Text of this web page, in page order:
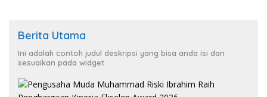
Berita Utama
Ini adalah contoh judul deskripsi yang bisa anda isi dan
sesuaikan pada widget